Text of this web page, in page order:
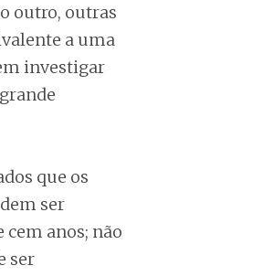
outro, outras
a uma
investigar
que os
ser
anos; não
ser